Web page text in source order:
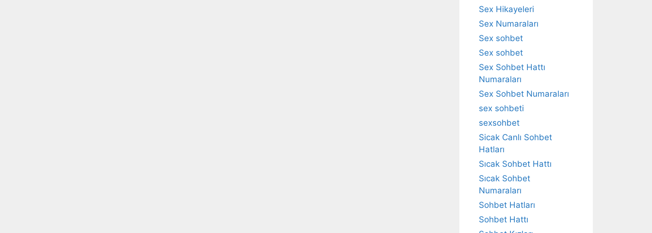
Sex Hikayeleri
Sex Numaraları
Sex sohbet
Sex sohbet
Sex Sohbet Hattı
Numaraları
Sex Sohbet Numaraları
sex sohbeti
sexsohbet
Sicak Canlı Sohbet
Hatları
Sıcak Sohbet Hattı
Sıcak Sohbet
Numaraları
Sohbet Hatları
Sohbet Hattı